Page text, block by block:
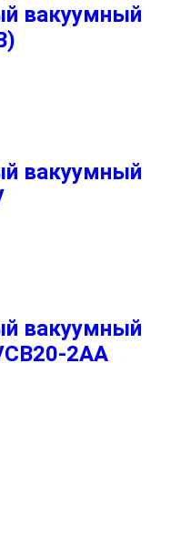
вакуумный
вакуумный
вакуумный
2AA